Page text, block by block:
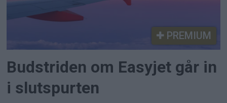
PREMIUM
Budstriden om Easyjet går in
i slutspurten